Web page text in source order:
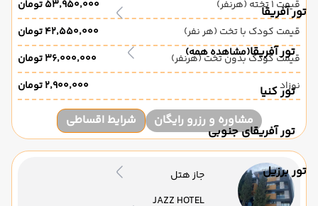
تور آفریقا
تور آفریقا(مشاهده همه)
تور کنیا
تور آفریقای جنوبی
تور برزیل
قیمت 1 تخته (هرنفر)
۵۳٬۹۵۰٬۰۰۰ تومان
قیمت کودک با تخت (هر نفر)
۴۲٬۵۵۰٬۰۰۰ تومان
قیمت کودک بدون تخت (هرنفر)
۳۶٬۰۰۰٬۰۰۰ تومان
نوزاد
۲٬۹۰۰٬۰۰۰ تومان
مشاوره و رزرو رایگان شرایط اقساطی
جاز هتل
JAZZ HOTEL